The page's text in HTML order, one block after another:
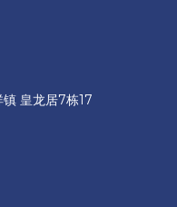
皇龙居7栋17